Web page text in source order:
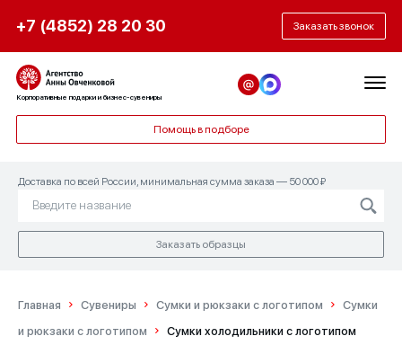
+7 (4852) 28 20 30 Заказать звонок
Корпоративные подарки и бизнес-сувениры
Помощь в подборе
Доставка по всей России, минимальная сумма заказа — 50 000 ₽
Заказать образцы
Главная Сувениры Сумки и рюкзаки с логотипом
Сумки
и рюкзаки с логотипом
Сумки холодильники с логотипом